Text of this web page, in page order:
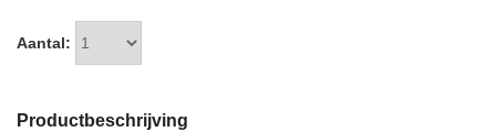
Aantal:
Productbeschrijving